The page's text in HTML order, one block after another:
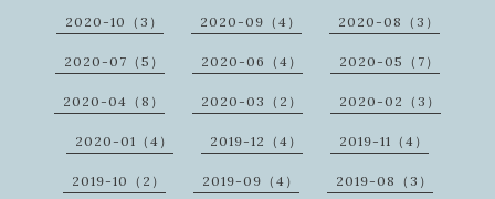
2020-10（3） 2020-09（4） 2020-08（3）
2020-07（5） 2020-06（4） 2020-05（7）
2020-04（8） 2020-03（2） 2020-02（3）
2020-01（4） 2019-12（4） 2019-11（4）
2019-10（2） 2019-09（4） 2019-08（3）